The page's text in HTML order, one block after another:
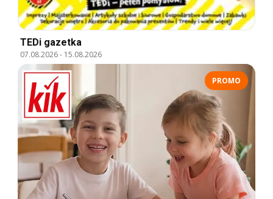
TEDi gazetka
07.08.2026- 15.08.2026
PROMO